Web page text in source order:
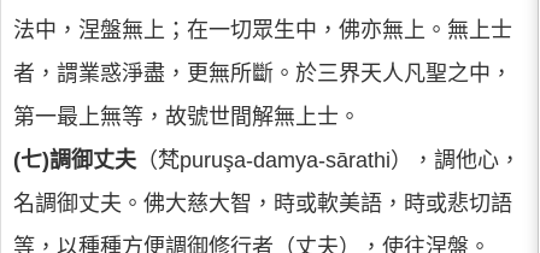
法中，涅盤無上；在一切眾生中，佛亦無上。無上士
者，謂業惑淨盡，更無所斷。於三界天人凡聖之中，
第一最上無等，故號世間解無上士。
(七)調御丈夫（梵puruşa-damya-sārathi），調他心，
名調御丈夫。佛大慈大智，時或軟美語，時或悲切語
等，以種種方便調御修行者（丈夫），使往涅盤。